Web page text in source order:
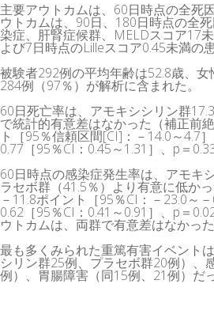
主要アウトカムは、60日時点の全死
ウトカムは、90日、180日時点の全
染症、肝腎症候群、MELDスコア17
よび7日時点のLilleスコア0.45未満の
被験者292例の平均年齢は52.8歳、女
284例（97％）が解析に含まれた。
60日死亡率は、アモキシシリン群
で統計的有意差はなかった（補正前
ト［95％信頼区間[CI]：－14.0～4.7
0.77［95％CI：0.45～1.31］、p＝0.33
60日時点の感染症発生率は、アモキ
ラセボ群（41.5％）より有意に低か
－11.8ポイント［95％CI：－23.0～
0.62［95％CI：0.41～0.91］、p＝
ウトカムは、両群で有意差はなかった
最も多くみられた重篤有害イベント
シリン群25例、プラセボ群20例）、
例）、胃腸障害（同15例、21例）だっ